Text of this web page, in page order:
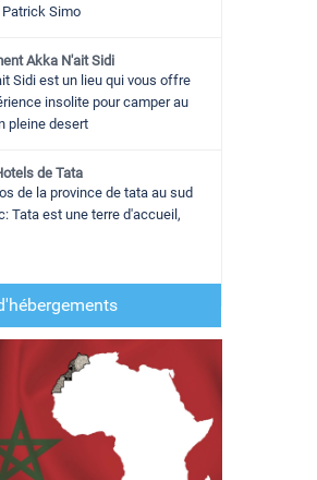
Simo
Akka N'ait Sidi
Sidi est un lieu qui vous offre
insolite pour camper au
pleine desert
de Tata
de la province de tata au sud
Tata est une terre d'accueil,